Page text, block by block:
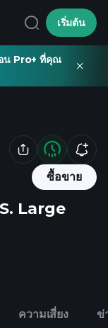
เริ่มต้น
น Pro+ ที่คุณ
ซื้อขาย
Large
ความเสี่ยง ข่